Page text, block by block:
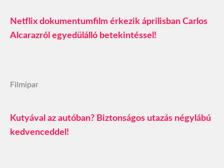
Netflix dokumentumfilm érkezik áprilisban Carlos
Alcarazról egyedülálló betekintéssel!
Filmipar
Kutyával az autóban? Biztonságos utazás négylábú
kedvenceddel!